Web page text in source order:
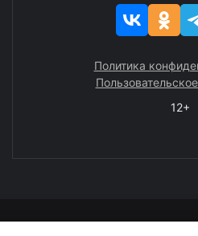
Политика
12+